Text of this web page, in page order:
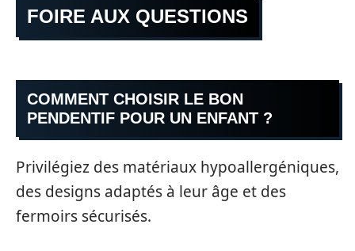
FOIRE AUX QUESTIONS
COMMENT CHOISIR LE BON
PENDENTIF POUR UN ENFANT ?
Privilégiez des matériaux hypoallergéniques,
des designs adaptés à leur âge et des
fermoirs sécurisés.